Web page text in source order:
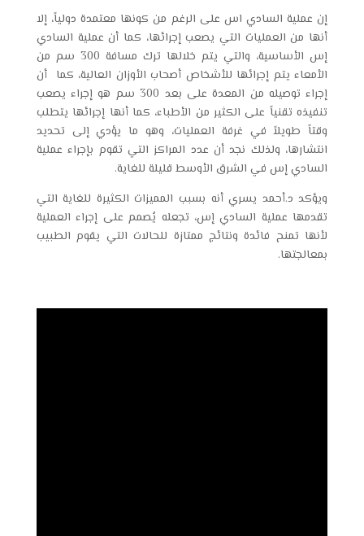
إن عملية السادي اس على الرغم من كونها معتمدة دولياً، إلا
أنها من العمليات التي يصعب إجرائها، كما أن عملية السادي
إس الأساسية، والتي يتم خلالها ترك مسافة 300 سم من
الأمعاء يتم إجرائها للأشخاص أصحاب الأوزان العالية، كما أن
إجراء توصيله من المعدة على بعد 300 سم هو إجراء يصعب
تنفيذه تقنياً على الكثير من الأطباء، كما أنها إجرائها يتطلب
وقتاً طويلاً في غرفة العمليات، وهو ما يؤدي إلى تحديد
انتشارها، ولذلك نجد أن عدد المراكز التي تقوم بإجراء عملية
السادي إس في الشرق الأوسط قليلة للغاية.
ويؤكد د.أحمد يسري أنه بسبب المميزات الكثيرة للغاية التي
تقدمها عملية السادي إس، تجعله يُصمم على إجراء العملية
لأنها تمنح فائدة ونتائج ممتازة للحالات التي يقوم الطبيب
بمعالجتها.